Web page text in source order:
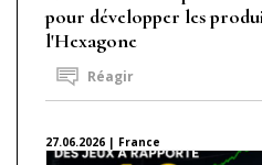
pour développer les
l'Hexagone
Réagir
27.06.2026 | France